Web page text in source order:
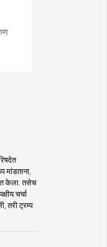
मांडताना,
केला. तसेच
चर्चा
तरी ट्रम्प